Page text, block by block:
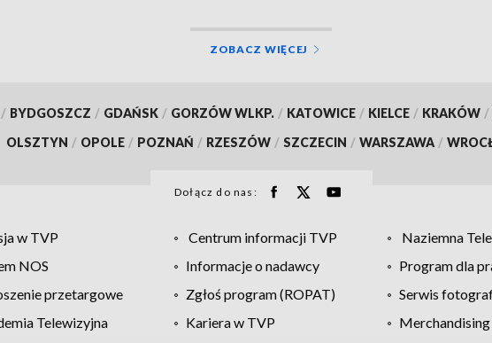
ZOBACZ WIĘCEJ
/ BYDGOSZCZ / GDAŃSK / GORZÓW WLKP. / KATOWICE / KIELCE / KRAKÓW /
OLSZTYN / OPOLE / POZNAŃ / RZESZÓW / SZCZECIN / WARSZAWA /
Dołącz do nas:
w TVP Centrum informacji TVP Naziemna
NOS Informacje o nadawcy
Program dla
przetargowe Zgłoś program (ROPAT)
Serwis
Telewizyjna Kariera w TVP